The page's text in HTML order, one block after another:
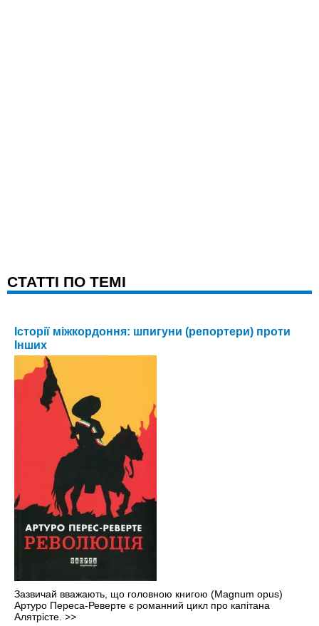
CТАТТІ ПО ТЕМІ
Історії міжкордоння: шпигуни (репортери) проти
Інших
Зазвичай вважають, що головною книгою (Magnum opus)
Артуро Переса-Реверте є романний цикл про капітана
Алятрісте. >>